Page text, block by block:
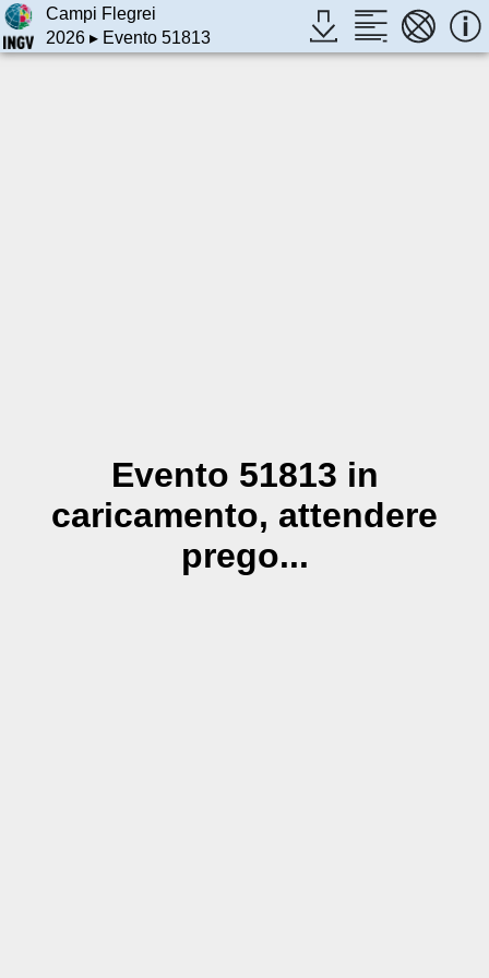
Campi Flegrei
2026▸ Evento 51813
Evento 51813 in
caricamento, attendere
prego...